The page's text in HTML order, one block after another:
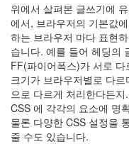
위에서 살펴본 글쓰기에
에서, 브라우저의 기본값
하는 브라우저 마다 표현
습니다. 예를 들어 헤딩의
FF(파이어폭스)가 서로
크기가 브라우저별로 다
으로 다르게 처리한다든
CSS 에 각각의 요소에 명
물론 다양한 CSS 설정을
줄 수도 있습니다.